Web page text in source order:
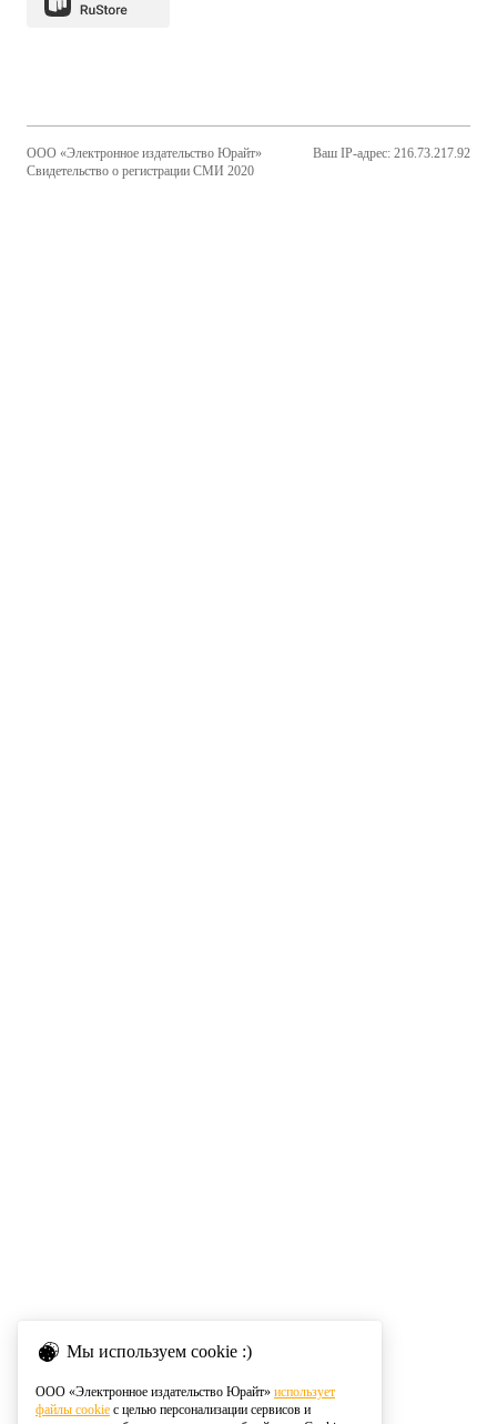
Мы используем cookie :)
ООО «Электронное издательство Юрайт» использует
файлы cookie с целью персонализации сервисов и
ООО «Электронное издательство Юрайт»
Свидетельство о регистрации СМИ 2020
Ваш IP-адрес: 216.73.217.92